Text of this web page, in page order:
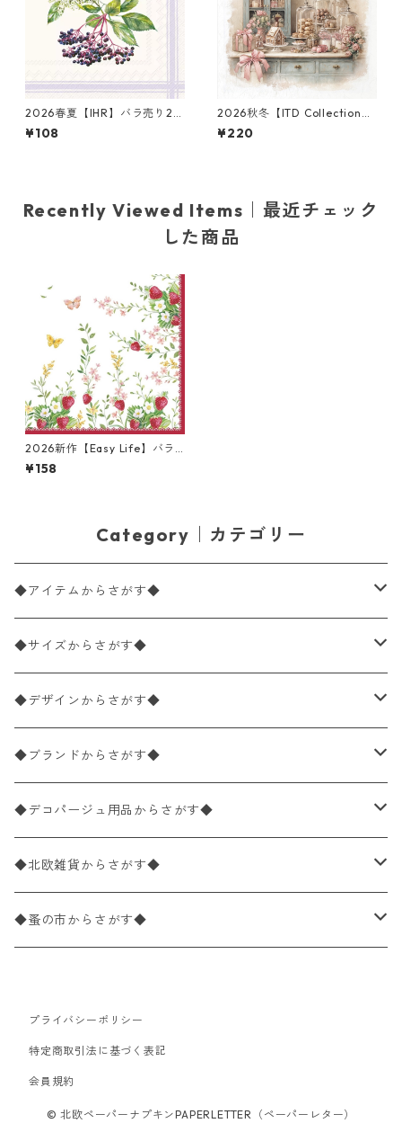
2026春夏【IHR】バラ売り2枚
カクテルサイズ ペーパーナプ
キン NATURAL ELDER クリー
¥108
2026秋冬【ITD Collection】
ミニサイズ ライスペーパー RS
M3002 デコパージュ
¥220
Recently Viewed Items｜最近チェック
した商品
2026新作【Easy Life】バラ
売り2枚 ランチサイズ ペーパ
ーナプキン Jardin des fraise
¥158
Category｜カテゴリー
◆アイテムからさがす◆
ペーパーナプキン2枚バラ売り
ペーパーナプキン1枚バラ売り
ペーパーナプキン20枚入りパック
ペーパーナプキン10枚入りパック
ライスペーパー
ペーパーリネンナプキン
ワックスペーパー
デコパージュ用品
◆サイズからさがす◆
33×33cm（ランチサイズ）
バラ売り
パック売り
25×25cm（カクテルサイズ）
バラ売り
パック売り
40×40cm（ディナーサイズ）
バラ売り
パック売り
21×21cm（ポケットサイズ）
バラ売り
33cm（ラウンド）
◆デザインからさがす◆
花柄
植物・グリーン柄
動物・鳥・昆虫・蝶柄
海・魚柄
食べ物・フルーツ・野菜・ドリンク柄
食器・カトラリー柄
◆ブランドからさがす◆
ドイツ製 IHR/イア
ランチサイズ
カクテルサイズ
ドイツ製 Ambiente/アンビエンテ
ランチサイズ
ドイツ製 Paperproducts Design
カクテルサイズ
ランチサイズ
カクテルサイズ
ドイツ製 ti-flair/ティーフレア
ランチサイズ
ドイツ製 PAW/パウ
◆デコパージュ用品からさがす◆
デコパージュ液
デコパージュ下地
デコパージュはさみ
3Dデコパージュ
◆北欧雑貨からさがす◆
シリコンモールド
トレイ
ポスター・カレンダー
◆蚤の市からさがす◆
北欧雑貨
デコパージュ用品
プライバシーポリシー
特定商取引法に基づく表記
会員規約
© 北欧ペーパーナプキンPAPERLETTER（ペーパーレター）